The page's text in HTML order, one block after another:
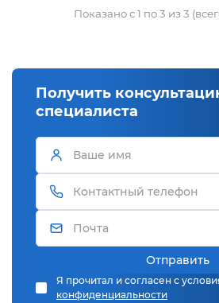
Показано с 1 по 3 из 3
Получить
специалиста
Отправить
Я прочитал и согласен с
конфиденциальности